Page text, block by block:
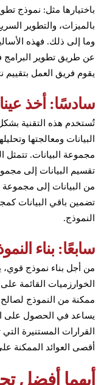
باختيارها مثل: نموذج
بالميزات، والتطوير
وما إلى ذلك. فهذه
عن طريق تطوير
يقوم فريق العمل بتقييم
سادسًا: أخذ
تُستخدم هذه التقنية
البيانات ومعالجتها
مجموعة البيانات. تتمثل
تقسيم البيانات إلى
من البيانات إلى مجموعة
تضمين باقي البيانات
النموذج.
سابعًا: بناء
من أجل بناء نموذج قوي،
الخوارزميات القائمة
ممكنة من النموذج
يساعد في الحصول على
القرارات المستنيرة
أقصى العوائد الممكنة
أيهما أفضل